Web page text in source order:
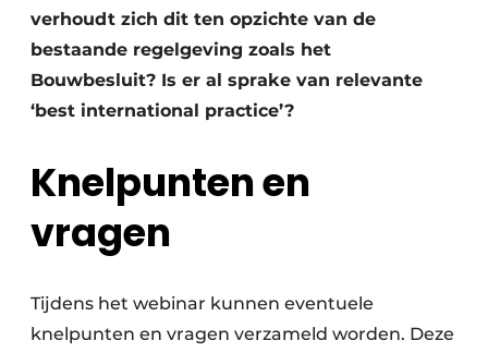
verhoudt zich dit ten opzichte van de
bestaande regelgeving zoals het
Bouwbesluit? Is er al sprake van relevante
‘best international practice’?
Knelpunten en
vragen
Tijdens het webinar kunnen eventuele
knelpunten en vragen verzameld worden. Deze